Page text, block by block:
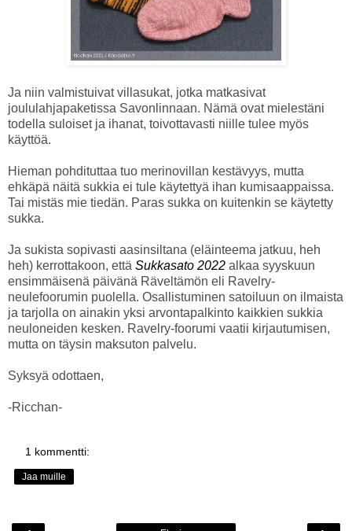
Ja niin valmistuivat villasukat, jotka matkasivat
joululahjapaketissa Savonlinnaan. Nämä ovat mielestäni
todella suloiset ja ihanat, toivottavasti niille tulee myös
käyttöä.
Hieman pohdituttaa tuo merinovillan kestävyys, mutta
ehkäpä näitä sukkia ei tule käytettyä ihan kumisaappaissa.
Tai mistäs mie tiedän. Paras sukka on kuitenkin se käytetty
sukka.
Ja sukista sopivasti aasinsiltana (eläinteema jatkuu, heh
heh) kerrottakoon, että Sukkasato 2022 alkaa syyskuun
ensimmäisenä päivänä Räveltämön eli Ravelry-
neulefoorumin puolella. Osallistuminen satoiluun on ilmaista
ja tarjolla on ainakin yksi arvontapalkinto kaikkien sukkia
neuloneiden kesken. Ravelry-foorumi vaatii kirjautumisen,
mutta on täysin maksuton palvelu.
Syksyä odottaen,
-Ricchan-
1 kommentti:
Jaa muille